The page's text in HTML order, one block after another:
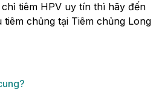
tiêm HPV uy tín thì hãy đến
chủng tại Tiêm chủng Long